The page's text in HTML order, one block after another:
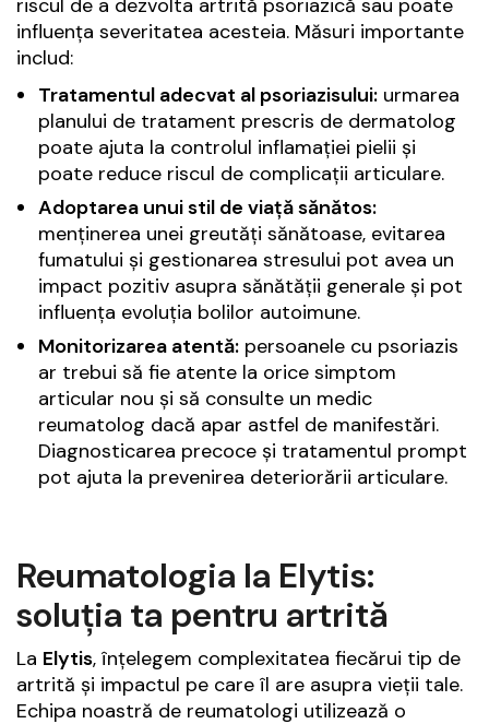
riscul de a dezvolta artrită psoriazică sau poate
influența severitatea acesteia. Măsuri importante
includ:
Tratamentul adecvat al psoriazisului: urmarea
planului de tratament prescris de dermatolog
poate ajuta la controlul inflamației pielii și
poate reduce riscul de complicații articulare.
Adoptarea unui stil de viață sănătos:
menținerea unei greutăți sănătoase, evitarea
fumatului și gestionarea stresului pot avea un
impact pozitiv asupra sănătății generale și pot
influența evoluția bolilor autoimune.
Monitorizarea atentă: persoanele cu psoriazis
ar trebui să fie atente la orice simptom
articular nou și să consulte un medic
reumatolog dacă apar astfel de manifestări.
Diagnosticarea precoce și tratamentul prompt
pot ajuta la prevenirea deteriorării articulare.
Reumatologia la Elytis:
soluția ta pentru artrită
La Elytis, înțelegem complexitatea fiecărui tip de
artrită și impactul pe care îl are asupra vieții tale.
Echipa noastră de reumatologi utilizează o